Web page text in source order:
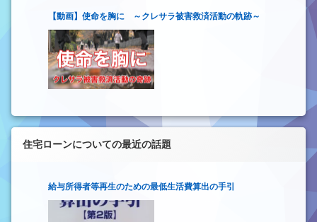
【動画】使命を胸に ～クレサラ被害救済活動の軌跡～
住宅ローンについての最近の話題
給与所得者等再生のための最低生活費算出の手引